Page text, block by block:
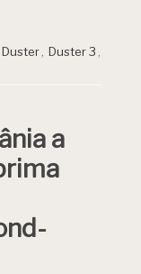
Duster Duster 3
a